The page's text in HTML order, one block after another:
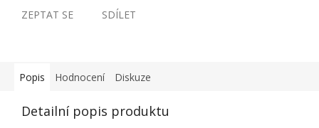
ZEPTAT SE SDÍLET
Popis Hodnocení Diskuze
Detailní popis produktu